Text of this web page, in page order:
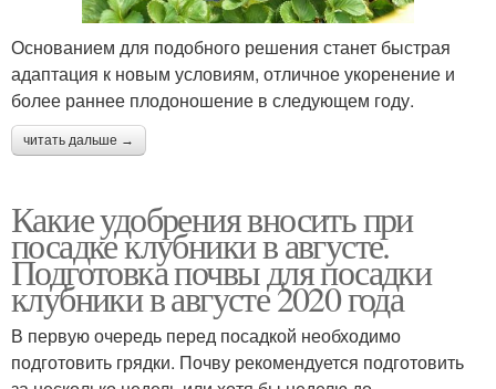
Основанием для подобного решения станет быстрая
адаптация к новым условиям, отличное укоренение и
более раннее плодоношение в следующем году.
читать дальше →
Какие удобрения вносить при
посадке клубники в августе.
Подготовка почвы для посадки
клубники в августе 2020 года
В первую очередь перед посадкой необходимо
подготовить грядки. Почву рекомендуется подготовить